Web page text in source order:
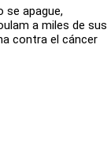
se apague,
a miles de sus
contra el cáncer